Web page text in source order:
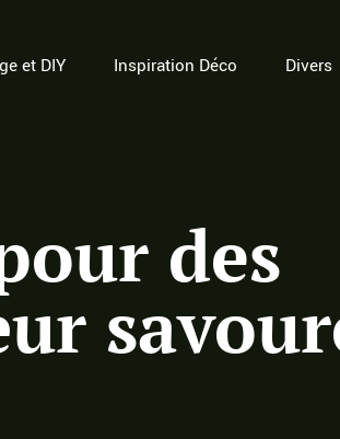
et DIY Inspiration Déco Divers
des